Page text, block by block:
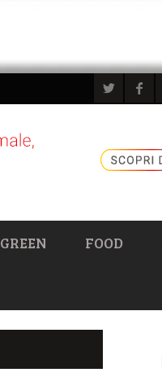
GREEN FOOD